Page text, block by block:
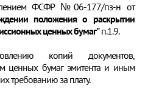
ФСФР №06-177/пз-н от
положения о раскрытии
ценных бумаг"п.1.9.
копий документов,
ценных бумаг эмитента и иным
требованию за плату.